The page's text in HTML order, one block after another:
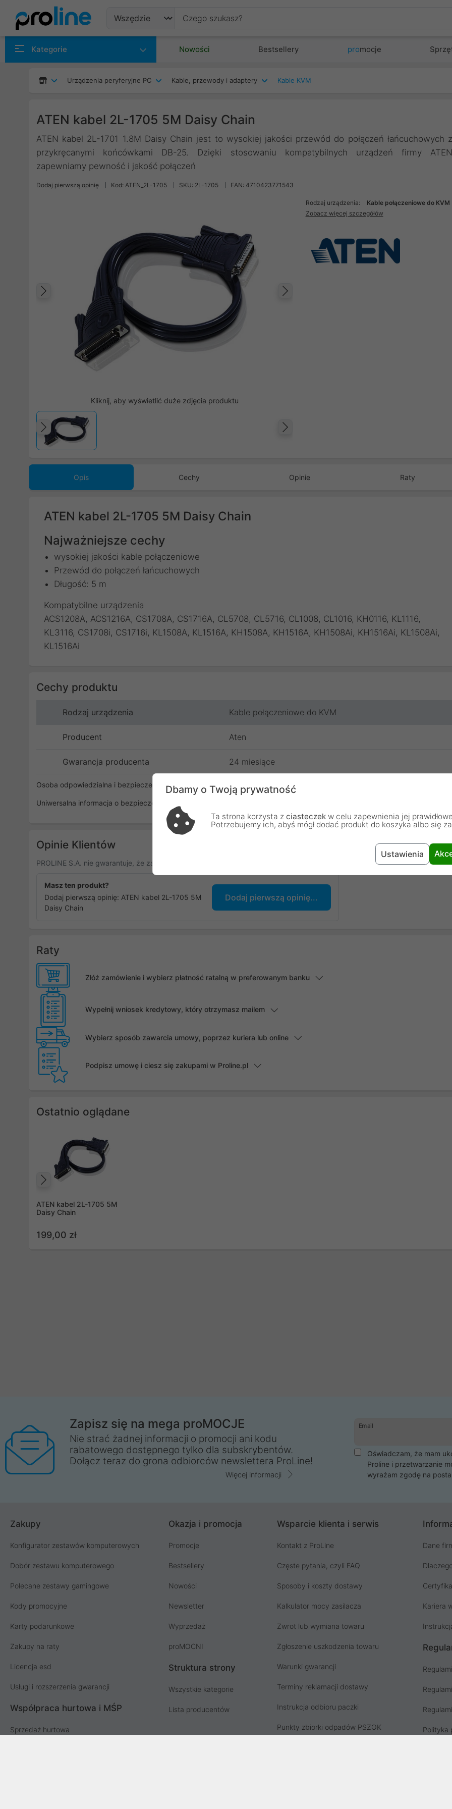
Kategorie Nowości Bestsellery promocje
Urządzenia peryferyjne PC Kable, przewody i adaptery Kable KVM
ATEN kabel 2L-1705 5M Daisy Chain
ATEN kabel 2L-1701 1.8M Daisy Chain jest to wysokiej jakości przewód do połączeń łańcuchowych z
przykręcanymi końcówkami DB-25. Dzięki stosowaniu kompatybilnych urządzeń firmy ATEN
zapewniamy pewność i jakość połączeń
Dodaj pierwszą opinię Kod: ATEN_2L-1705 SKU: 2L-1705 EAN: 4710423771543
Poprzedni
Kliknij, aby wyświetlić duże zdjęcia produktu
Poprzedni
Rodzaj urządzenia:
Kable połączeniowe do KVM
Zobacz więcej szczegółów
Opis Cechy Opinie Raty
ATEN kabel 2L-1705 5M Daisy Chain
Najważniejsze cechy
wysokiej jakości kable połączeniowe
Przewód do połączeń łańcuchowych
Długość: 5 m
Kompatybilne urządzenia
ACS1208A, ACS1216A, CS1708A, CS1716A, CL5708, CL5716, CL1008, CL1016, KH0116, KL1116,
KL3116, CS1708i, CS1716i, KL1508A, KL1516A, KH1508A, KH1516A, KH1508Ai, KH1516Ai, KL1508Ai,
KL1516Ai
Cechy produktu
Rodzaj urządzenia Kable połączeniowe do KVM
Producent Aten
Gwarancja producenta 24 miesiące
Osoba odpowiedzialna i bezpieczeństwo
Uniwersalna informacja o bezpieczeństwie
Opinie Klientów
PROLINE S.A. nie gwarantuje, że zamieszczone opinie pochodzą od osób, które zakupiły lub używały dany produkt.
Masz ten produkt?
Dodaj pierwszą opinię: ATEN kabel 2L-1705 5M
Daisy Chain
Dodaj pierwszą opinię...
Raty
Złóż zamówienie i wybierz płatność ratalną w preferowanym banku
Wypełnij wniosek kredytowy, który otrzymasz mailem
Wybierz sposób zawarcia umowy, poprzez kuriera lub online
Podpisz umowę i ciesz się zakupami w Proline.pl
Ostatnio oglądane
ATEN kabel 2L-1705 5M
Daisy Chain
199,00 zł
Zapisz się na mega proMOCJE
Nie strać żadnej informacji o promocji ani kodu
rabatowego dostępnego tylko dla subskrybentów.
Dołącz teraz do grona odbiorców newslettera ProLine!
Więcej informacji
Email
Oświadczam, że mam
Proline i przetwarzanie
wyrażam zgodę na
Zakupy
Konfigurator zestawów komputerowych
Dobór zestawu komputerowego
Polecane zestawy gamingowe
Kody promocyjne
Karty podarunkowe
Zakupy na raty
Licencja esd
Usługi i rozszerzenia gwarancji
Współpraca hurtowa i MŚP
Sprzedaż hurtowa
Okazja i promocja
Promocje
Bestsellery
Nowości
Newsletter
Wyprzedaż
proMOCNI
Struktura strony
Wszystkie kategorie
Lista producentów
Wsparcie klienta i serwis
Kontakt z ProLine
Częste pytania, czyli FAQ
Sposoby i koszty dostawy
Kalkulator mocy zasilacza
Zwrot lub wymiana towaru
Zgłoszenie uszkodzenia towaru
Warunki gwarancji
Terminy reklamacji dostawy
Instrukcja odbioru paczki
Punkty zbiorki odpadów PSZOK
Dane
Kariera
Polityka
Dbamy o Twoją prywatność
Ta strona korzysta z ciasteczek w celu zapewnienia jej
Potrzebujemy ich, abyś mógł dodać produkt do koszyka albo się
Ustawienia